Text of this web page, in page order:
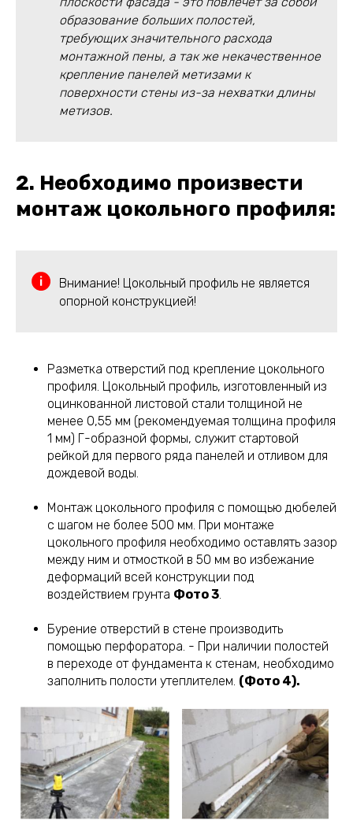
образование больших полостей,
требующих значительного расхода
монтажной пены, а так же некачественное
крепление панелей метизами к
поверхности стены из-за нехватки длины
метизов.
2. Необходимо произвести
монтаж цокольного профиля:
Внимание! Цокольный профиль не является
опорной конструкцией!
Разметка отверстий под крепление цокольного
профиля. Цокольный профиль, изготовленный из
оцинкованной листовой стали толщиной не
менее 0,55 мм (рекомендуемая толщина профиля
1 мм) Г-образной формы, служит стартовой
рейкой для первого ряда панелей и отливом для
дождевой воды.
Монтаж цокольного профиля с помощью дюбелей
с шагом не более 500 мм. При монтаже
цокольного профиля необходимо оставлять зазор
между ним и отмосткой в 50 мм во избежание
деформаций всей конструкции под
воздействием грунта Фото 3.
Бурение отверстий в стене производить
помощью перфоратора. - При наличии полостей
в переходе от фундамента к стенам, необходимо
заполнить полости утеплителем. (Фото 4).